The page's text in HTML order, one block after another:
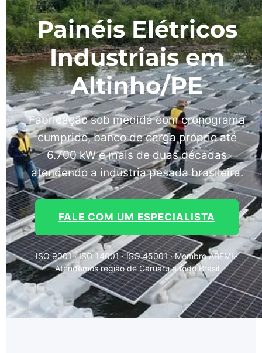
Painéis Elétricos
Industriais em
Altinho/PE
Fabricação sob medida com cronograma
cumprido, banco de carga próprio até
6.700 kW e mais de duas décadas
atendendo a indústria pesada brasileira.
FALE COM UM ESPECIALISTA
ISO 9001 · ISO 14001 · ISO 45001 · Membro ABEMI ·
Atendemos região de Caruaru e todo Brasil